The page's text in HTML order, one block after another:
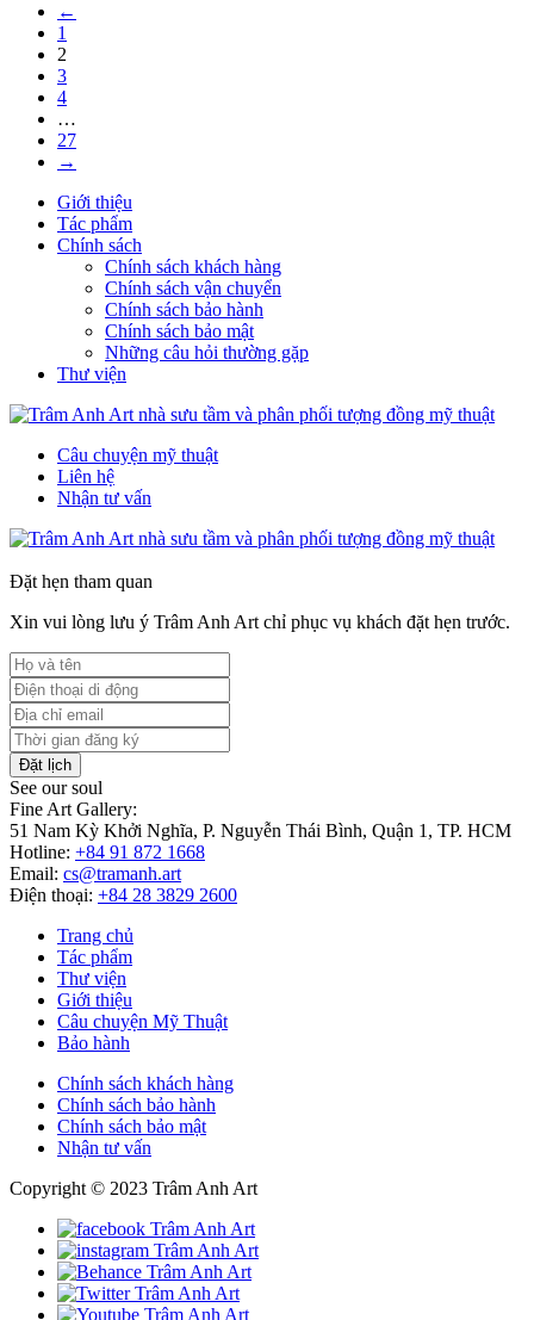
←
1
2
3
4
…
27
→
Giới thiệu
Tác phẩm
Chính sách
Chính sách khách hàng
Chính sách vận chuyển
Chính sách bảo hành
Chính sách bảo mật
Những câu hỏi thường gặp
Thư viện
Câu chuyện mỹ thuật
Liên hệ
Nhận tư vấn
Đặt hẹn tham quan
Xin vui lòng lưu ý Trâm Anh Art chỉ phục vụ khách đặt hẹn trước.
Đặt lịch
See our soul
Fine Art Gallery:
51 Nam Kỳ Khởi Nghĩa, P. Nguyễn Thái Bình, Quận 1, TP. HCM
Hotline: +84 91 872 1668
Email: cs@tramanh.art
Điện thoại: +84 28 3829 2600
Trang chủ
Tác phẩm
Thư viện
Giới thiệu
Câu chuyện Mỹ Thuật
Bảo hành
Chính sách khách hàng
Chính sách bảo hành
Chính sách bảo mật
Nhận tư vấn
Copyright © 2023 Trâm Anh Art